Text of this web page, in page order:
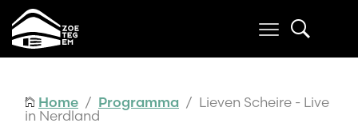
Home / Programma / Lieven Scheire - Live
in Nerdland